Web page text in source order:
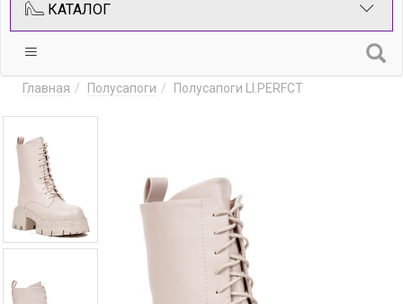
КАТАЛОГ
Главная Полусапоги Полусапоги LI.PERFCT